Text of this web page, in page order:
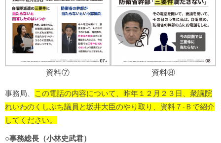
資料⑦ 資料⑧
事務局、
この電話の内容について、昨年１２月２３日、衆議院
れいわのくしぶち議員と坂井大臣のやり取り、資料７-Ｂで紹介
してください。
○事務総長（小林史武君）